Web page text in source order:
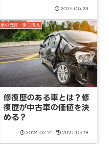
2026.05.28
車の売却・乗り換え
修復歴のある車とは？修
復歴が中古車の価値を決
める？
2024.02.14 2025.08.19